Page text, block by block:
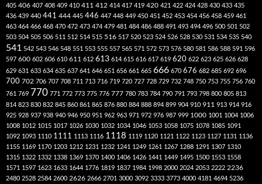
405 406 407 408 409 410 411 412 414 417 419 420 421 422 424 428 430 433 435
436 439 440 441 444 445 446 447 448 449 450 451 452 453 454 456 458 459 461
463 464 466 468 470 472 473 474 479 481 484 486 488 491 493 494 496 500 501 502
503 504 505 506 511 512 514 515 516 517 520 523 524 526 528 530 531 534 535 540
541 542 543 546 548 551 553 555 557 565 571 572 573 576 580 581 586 588 591 596
597 600 602 606 610 611 612 613 614 615 616 617 619 620 622 623 625 626 628
629 631 633 634 635 637 641 646 651 656 661 665 666 670 676 682 685 692 696
700 702 706 707 708 711 713 716 719 720 727 728 729 732 748 750 753 755 756 760
761 769 770 771 772 773 775 776 777 780 783 784 790 791 793 798 800 805 813
814 823 830 832 845 860 861 865 876 880 884 888 894 899 904 910 911 913 914 916
925 928 937 938 940 946 950 951 962 963 971 972 976 987 999 1000 1001 1004 1006
1008 1012 1015 1017 1026 1030 1032 1034 1046 1053 1058 1075 1078 1085 1091
1092 1093 1110 1111 1113 1116 1118 1119 1120 1121 1122 1123 1127 1131 1136
1155 1169 1170 1203 1212 1231 1232 1241 1249 1261 1267 1288 1291 1307 1310
1315 1322 1332 1338 1369 1370 1400 1406 1426 1441 1449 1495 1500 1553 1558
1571 1597 1623 1633 1644 1776 1819 1837 1984 1998 2000 2024 2053 2222 2236
2480 2528 2584 2600 2626 2666 2701 3000 3092 3333 3773 4000 4181 4694 5236